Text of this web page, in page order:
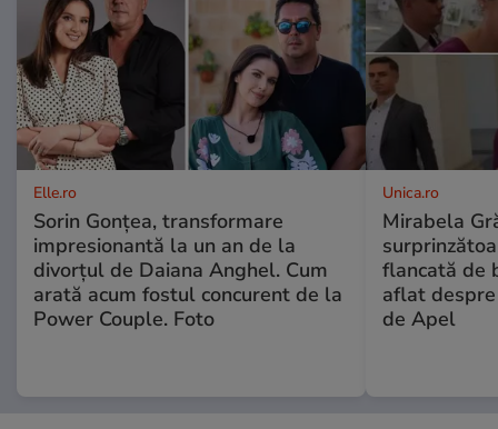
Elle.ro
Sorin Gonțea, transformare
impresionantă la un an de la
divorțul de Daiana Anghel. Cum
arată acum fostul concurent de la
Power Couple. Foto
Unica.ro
Mirabela
flancată de
aflat
de Apel